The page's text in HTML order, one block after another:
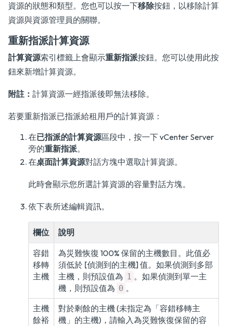
資源的狀態和類型。您也可以按一下移除按鈕，以移除計算
資源與資源管理員的關聯。
重新指派計算資源
計算資源索引標籤上會顯示重新指派按鈕。您可以使用此按
鈕來新增計算資源。
附註： 計算資源一經指派後即無法移除。
若要重新指派已指派給租用戶的計算資源：
在已指派的計算資源區段中，按一下 vCenter Server
旁的重新指派。
在桌面計算資源對話方塊中選取計算資源。
此時會顯示您所選計算資源的容量對話方塊。
依下表所述編輯資訊。
欄位 說明
容錯
移轉
主機
為災難恢復 100% 保留的主機數目。此值必
須低於 [偵測到的主機] 值。如果偵測到多部
主機，則預設值為 1 。如果偵測到單一主
機，則預設值為 0 。
主機
餘裕
對於剩餘的主機 (未指定為「容錯移轉主
機」的主機)，請輸入為災難恢復保留的容